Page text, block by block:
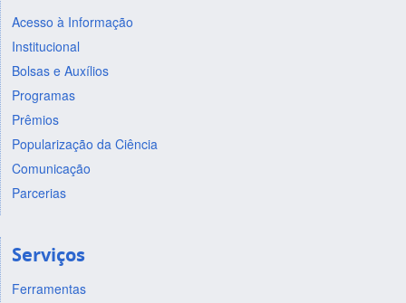
Acesso à Informação
Institucional
Bolsas e Auxílios
Programas
Prêmios
Popularização da Ciência
Comunicação
Parcerias
Serviços
Ferramentas